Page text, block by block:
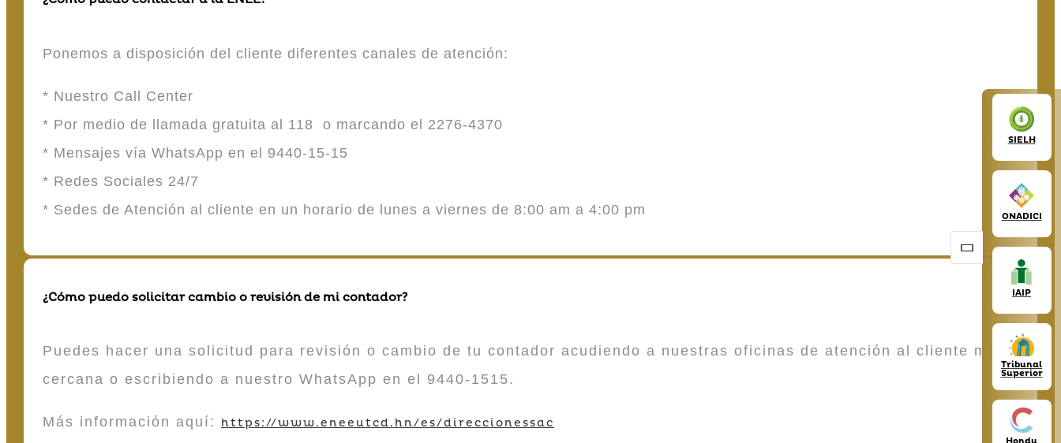
SIELH
ONADICI
IAIP
Tribunal
Superior
Ponemos a disposición del cliente diferentes canales de atención:
* Nuestro Call Center
* Por medio de llamada gratuita al 118 o marcando el 2276-4370
* Mensajes vía WhatsApp en el 9440-15-15
* Redes Sociales 24/7
* Sedes de Atención al cliente en un horario de lunes a viernes de 8:00 am a 4:00 pm
¿Cómo puedo solicitar cambio o revisión de mi contador?
Puedes hacer una solicitud para revisión o cambio de tu contador acudiendo a nuestras oficinas de atención al cliente más
cercana o escribiendo a nuestro WhatsApp en el 9440-1515.
Más información aquí: https://www.eneeutcd.hn/es/direccionessac